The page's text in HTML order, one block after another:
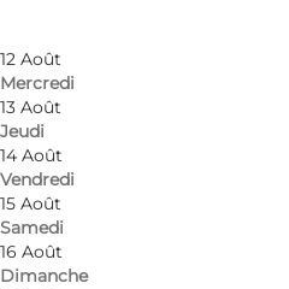
12 Août
Mercredi
13 Août
Jeudi
14 Août
Vendredi
15 Août
Samedi
16 Août
Dimanche